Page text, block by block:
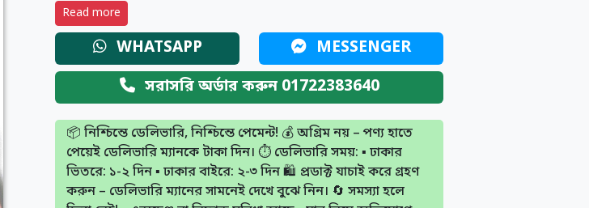
Read more
WHATSAPP
MESSENGER
সরাসরি অর্ডার করুন 01722383640
📦 নিশ্চিন্তে ডেলিভারি, নিশ্চিন্তে পেমেন্ট! 💰 অগ্রিম নয় – পণ্য হাতে
পেয়েই ডেলিভারি ম্যানকে টাকা দিন। ⏱️ ডেলিভারি সময়: ▪️ ঢাকার
ভিতরে: ১-২ দিন ▪️ ঢাকার বাইরে: ২-৩ দিন 🛍️ প্রডাক্ট যাচাই করে গ্রহণ
করুন – ডেলিভারি ম্যানের সামনেই দেখে বুঝে নিন। 🔄 সমস্যা হলে